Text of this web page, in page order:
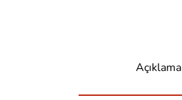
Açıklama